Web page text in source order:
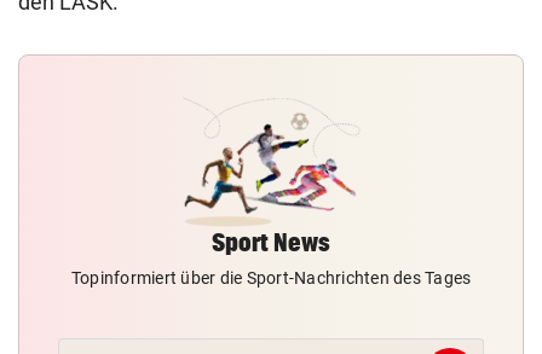
Sport News
Topinformiert über die Sport-Nachrichten des Tages